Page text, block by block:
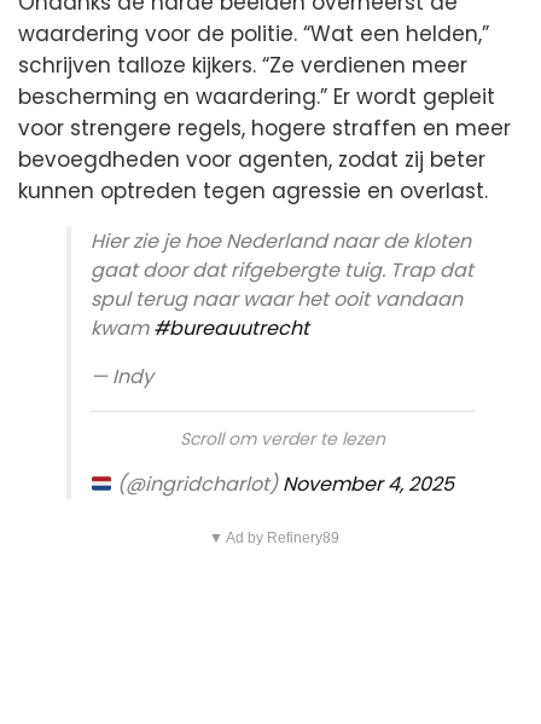
waardering voor de politie. “Wat een helden,”
schrijven talloze kijkers. “Ze verdienen meer
bescherming en waardering.” Er wordt gepleit
voor strengere regels, hogere straffen en meer
bevoegdheden voor agenten, zodat zij beter
kunnen optreden tegen agressie en overlast.
Hier zie je hoe Nederland naar de kloten
gaat door dat rifgebergte tuig. Trap dat
spul terug naar waar het ooit vandaan
kwam#bureauutrecht
— Indy
Scroll om verder te lezen
(@ingridcharlot)November 4, 2025
▼ Ad by Refinery89